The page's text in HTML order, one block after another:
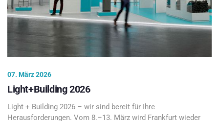
07. März 2026
Light+Building 2026
Light + Building 2026 – wir sind bereit für Ihre
Herausforderungen. Vom 8.–13. März wird Frankfurt wieder